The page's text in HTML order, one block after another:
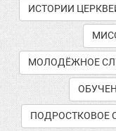
ИСТОРИИ
МОЛОДЁЖНОЕ
ПОДРОСТКОВОЕ